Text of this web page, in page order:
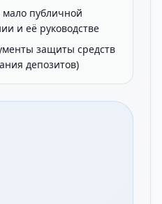
мало публичной
и её руководстве
защиты средств
депозитов)